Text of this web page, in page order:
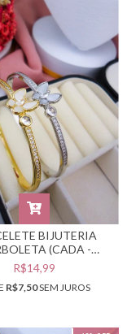
BIJUTERIA
(CADA -
A COR
#PB0301786
R$14,99
R$7,50SEM JUROS